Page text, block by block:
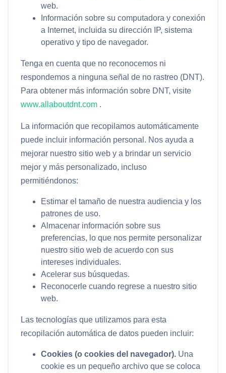
web.
Información sobre su computadora y conexión
a Internet, incluida su dirección IP, sistema
operativo y tipo de navegador.
Tenga en cuenta que no reconocemos ni
respondemos a ninguna señal de no rastreo (DNT).
Para obtener más información sobre DNT, visite
www.allaboutdnt.com .
La información que recopilamos automáticamente
puede incluir información personal. Nos ayuda a
mejorar nuestro sitio web y a brindar un servicio
mejor y más personalizado, incluso
permitiéndonos:
Estimar el tamaño de nuestra audiencia y los
patrones de uso.
Almacenar información sobre sus
preferencias, lo que nos permite personalizar
nuestro sitio web de acuerdo con sus
intereses individuales.
Acelerar sus búsquedas.
Reconocerle cuando regrese a nuestro sitio
web.
Las tecnologías que utilizamos para esta
recopilación automática de datos pueden incluir:
Cookies (o cookies del navegador).Una
cookie es un pequeño archivo que se coloca